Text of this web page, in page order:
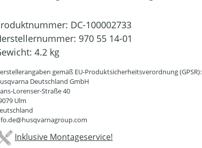
DC-100002733
970 55 14-01
4.2 kg
gemäß EU-Produktsicherheitsverordnung (GPSR):
Deutschland GmbH
Lorenser-Straße 40
Ulm
Inklusive Montageservice!